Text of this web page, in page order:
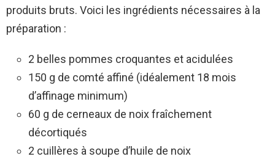
produits bruts. Voici les ingrédients nécessaires à la
préparation :
2 belles pommes croquantes et acidulées
150 g de comté affiné (idéalement 18 mois
d’affinage minimum)
60 g de cerneaux de noix fraîchement
décortiqués
2 cuillères à soupe d’huile de noix